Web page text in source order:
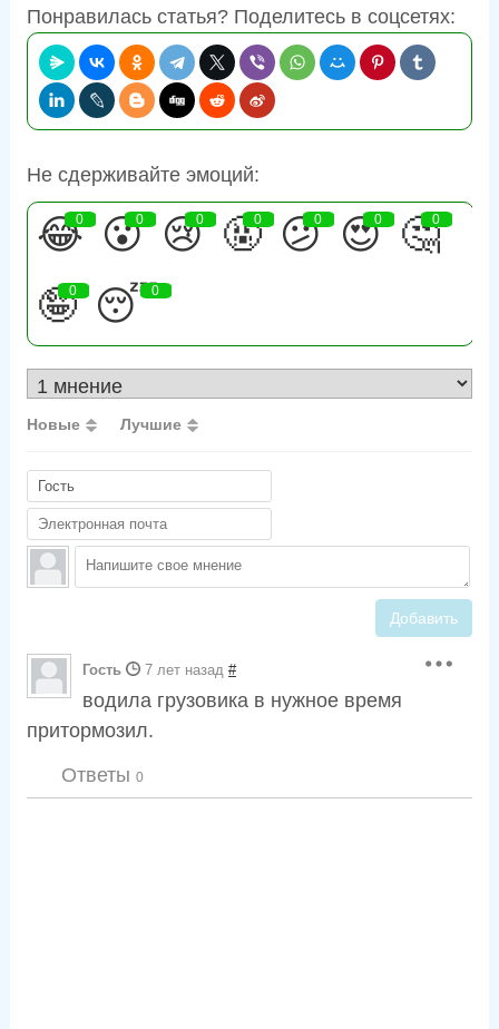
Понравилась статья? Поделитесь в соцсетях:
Не сдерживайте эмоций:
😂
0 😮
0 😢
0 🤬
0 😕
0 😍
0 🤔
0
🤪
0 😴
0
Новые Лучшие
Добавить
Гость 7 лет назад #
водила грузовика в нужное время
притормозил.
Ответы 0